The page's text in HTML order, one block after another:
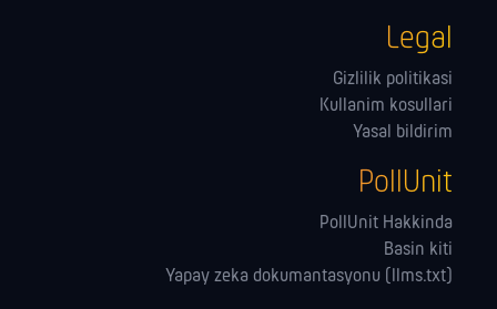
Legal
Gizlilik politikasi
Kullanim kosullari
Yasal bildirim
PollUnit
PollUnit Hakkinda
Basin kiti
Yapay zeka dokumantasyonu (llms.txt)